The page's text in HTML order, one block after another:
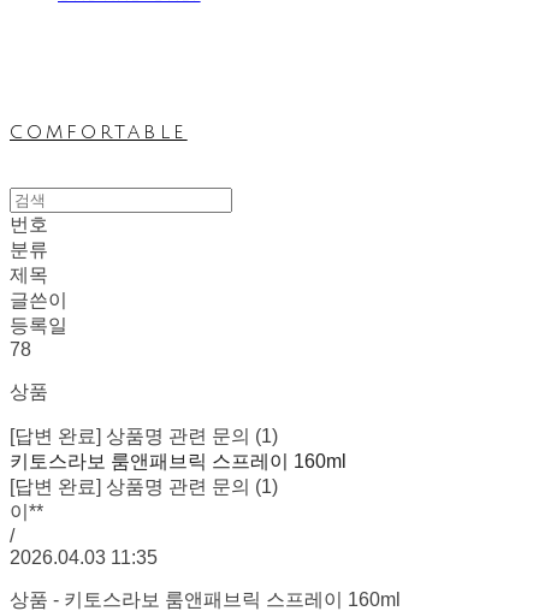
comfortable
번호
분류
제목
글쓴이
등록일
78
상품
[답변 완료] 상품명 관련 문의 (1)
키토스라보 룸앤패브릭 스프레이 160ml
[답변 완료] 상품명 관련 문의 (1)
이**
/
2026.04.03 11:35
상품 - 키토스라보 룸앤패브릭 스프레이 160ml